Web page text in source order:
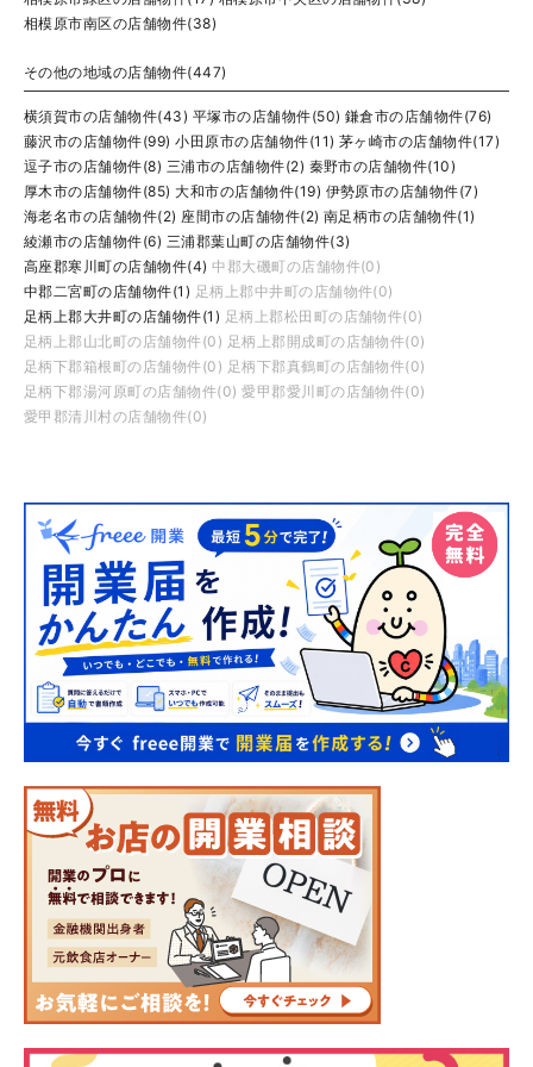
相模原市南区の店舗物件(38)
その他の地域の店舗物件(447)
横須賀市の店舗物件(43) 平塚市の店舗物件(50) 鎌倉市の店舗物件(76)
藤沢市の店舗物件(99) 小田原市の店舗物件(11) 茅ヶ崎市の店舗物件(17)
逗子市の店舗物件(8) 三浦市の店舗物件(2) 秦野市の店舗物件(10)
厚木市の店舗物件(85) 大和市の店舗物件(19) 伊勢原市の店舗物件(7)
海老名市の店舗物件(2) 座間市の店舗物件(2) 南足柄市の店舗物件(1)
綾瀬市の店舗物件(6) 三浦郡葉山町の店舗物件(3)
高座郡寒川町の店舗物件(4) 中郡大磯町の店舗物件(0)
中郡二宮町の店舗物件(1) 足柄上郡中井町の店舗物件(0)
足柄上郡大井町の店舗物件(1) 足柄上郡松田町の店舗物件(0)
足柄上郡山北町の店舗物件(0) 足柄上郡開成町の店舗物件(0)
足柄下郡箱根町の店舗物件(0) 足柄下郡真鶴町の店舗物件(0)
足柄下郡湯河原町の店舗物件(0) 愛甲郡愛川町の店舗物件(0)
愛甲郡清川村の店舗物件(0)